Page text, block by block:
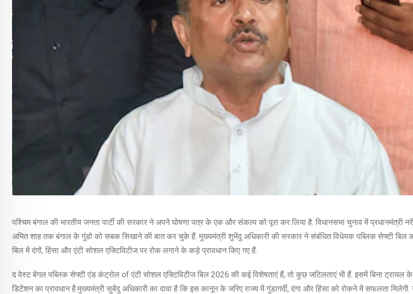
पश्चिम बंगाल की भारतीय जनता पार्टी की सरकार ने अपने घोषणा पत्र के एक और संकल्प को पूरा कर लिया है. विधानसभा चुनाव में प्रधानमंत्री
अमित शाह तक बंगाल के गुंडो को सबक सिखाने की बात कर चुके हैं. मुख्यमंत्री शुभेंदु अधिकारी की सरकार ने संबंधित विधेयक पब्लिक सेफ्टी बिल
बिल में दंगों, हिंसा और एंटी सोशल एक्टिविटीज पर रोक लगाने के कड़े प्रावधान किए गए हैं.
द वेस्ट बेंगल पब्लिक सेफ्टी एंड कंट्रोल of एंटी सोशल एक्टिविटीज बिल 2026 की कई विशेषताएं हैं, तो कुछ जटिलताएं भी हैं. इसमें बिना ट्रायल
डिटेंशन का प्रावधान है.मुख्यमंत्री सुबेंदु अधिकारी का दावा है कि इस कानून के जरिए राज्य में गुंडागर्दी, दंगा और हिंसा को रोकने में सफलता